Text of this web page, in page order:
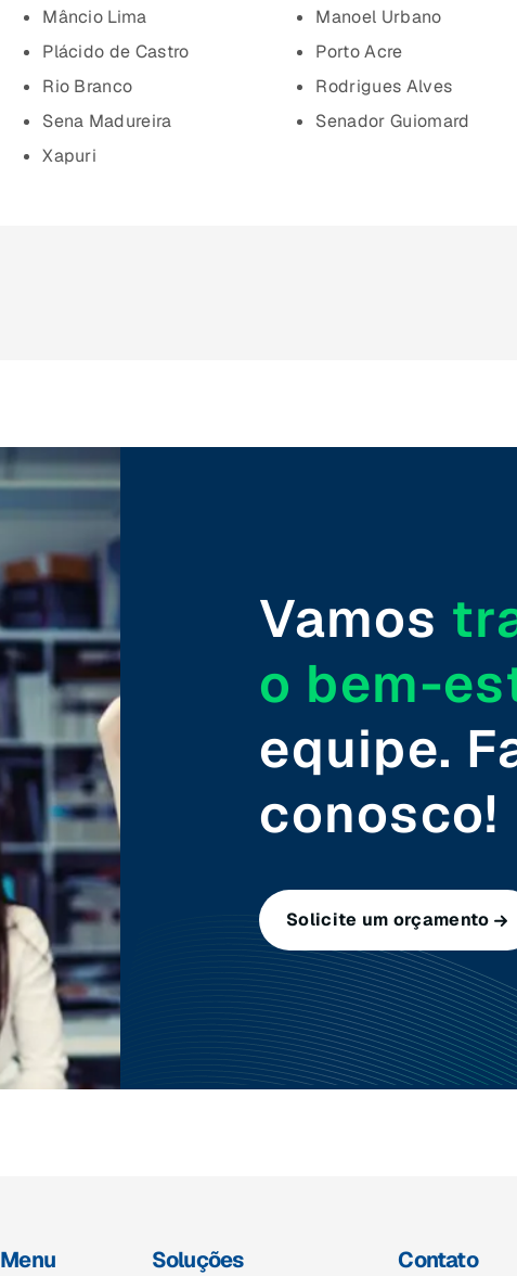
Mâncio Lima
Manoel Urbano
Plácido de Castro
Porto Acre
Rio Branco
Rodrigues Alves
Sena Madureira
Senador Guiomard
Xapuri
Vamos
o bem-
equipe.
conosco!
Solicite um orçamento
Menu Soluções Contato